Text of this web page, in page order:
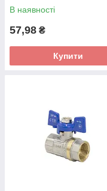
В наявності
57,98 ₴
Купити